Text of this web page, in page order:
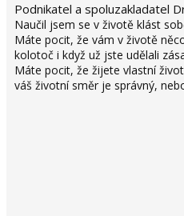
Podnikatel a spoluzakladatel
Naučil jsem se v životě klást
Máte pocit, že vám v životě
kolotoč i když už jste udělali
Máte pocit, že žijete vlastní
váš životní směr je správný,